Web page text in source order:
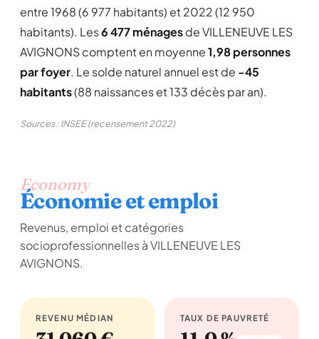
entre 1968 (6 977 habitants) et 2022 (12 950
habitants). Les6 477 ménagesde VILLENEUVE LES
AVIGNONS comptent en moyenne1,98 personnes
par foyer. Le solde naturel annuel est de -45
habitants(88 naissances et 133 décès par an).
Sources : INSEE (recensement 2022)
Economy
Économie et emploi
Revenus, emploi et catégories
socioprofessionnelles à VILLENEUVE LES
AVIGNONS.
REVENU MÉDIAN TAUX DE PAUVRETÉ